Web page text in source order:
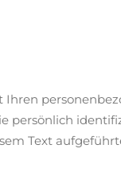
persönlich
Text